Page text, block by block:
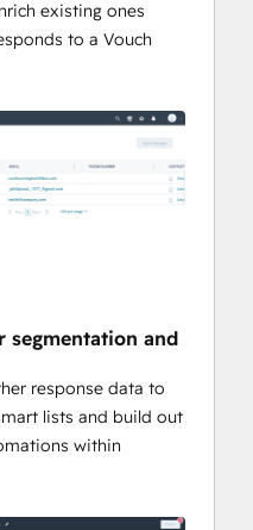
existing ones
to a Vouch
segmentation and
response data to
lists and build out
within